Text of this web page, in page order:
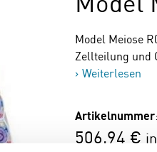
Model Meiose
Zellteilung und
Weiterlesen
Artikelnummer
506,94 €